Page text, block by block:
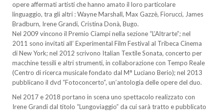
opere affermati artisti che hanno amato il loro particolare
linguaggio, tra gli altri : Wayne Marshall, Max Gazzè, Fiorucci, James
Bradburn, Irene Grandi, Cristina Donà, Bugo.
Nel 2009 vincono il Premio Ciampi nella sezione “L’Altrarte”; nel
2011 sono invitati all’ Experimental Film Festival al Tribeca Cinema
di New York; nel 2012 scrivono Italian Textile Sonata, concerto per
macchine tessili e altri strumenti, in collaborazione con Tempo Reale
(Centro di ricerca musicale fondato dal M° Luciano Berio); nel 2013
pubblicano il dvd “Fotoconcerto”, un’antologia delle opere del duo.
Nel 2017 e 2018 portano in scena uno spettacolo realizzato con
Irene Grandi dal titolo “Lungoviaggio” da cui sarà tratto e pubblicato